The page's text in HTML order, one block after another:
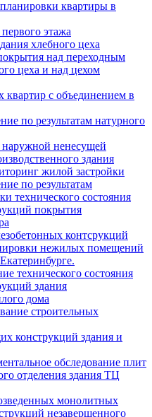
квартиры в
этажа
хлебного цеха
над переходным
цеха и над цехом
квартир с объединением в
по результатам натурного
наружной ненесущей
здания
жилой застройки
по результатам
технического состояния
покрытия
контсрукций
нежилых помещений
технического состояния
здания
дома
строительных
конструкций здания и
обследование плит
отделения здания ТЦ
монолитных
незавершенного